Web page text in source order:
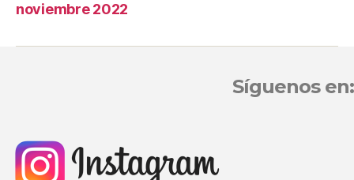
noviembre 2022
Síguenos en: